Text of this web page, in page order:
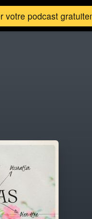
votre podcast